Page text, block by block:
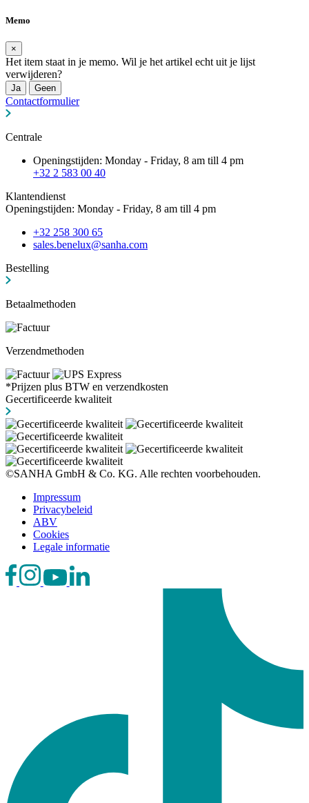
Memo
×
Het item staat in je memo. Wil je het artikel echt uit je lijst
verwijderen?
Ja Geen
Contactformulier
Centrale
Openingstijden: Monday - Friday, 8 am till 4 pm
+32 2 583 00 40
Klantendienst
Openingstijden: Monday - Friday, 8 am till 4 pm
+32 258 300 65
sales.benelux@sanha.com
Bestelling
Betaalmethoden
Verzendmethoden
*Prijzen plus BTW en verzendkosten
Gecertificeerde kwaliteit
©SANHA GmbH & Co. KG. Alle rechten voorbehouden.
Impressum
Privacybeleid
ABV
Cookies
Legale informatie